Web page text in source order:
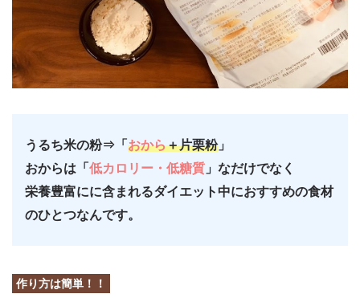
うるち米の粉⇒「 おから＋片栗粉」
おからは「 低カロリー・低糖質 」なだけでなく
栄養豊富にに含まれるダイエット中におすすめの食材
のひとつなんです。
作り方は簡単！！